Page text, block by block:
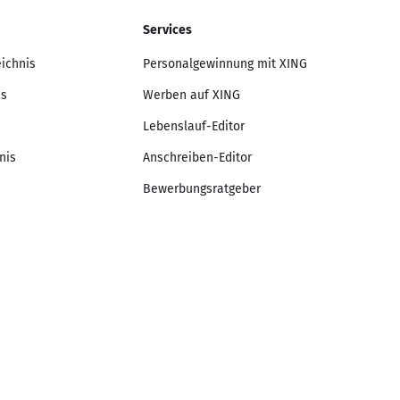
Services
Personalgewinnung mit XING
Werben auf XING
Lebenslauf-Editor
Anschreiben-Editor
Bewerbungsratgeber